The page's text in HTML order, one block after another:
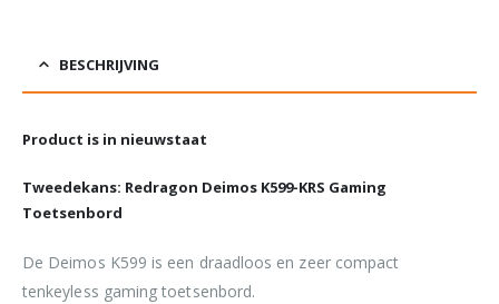
BESCHRIJVING
Product is in nieuwstaat
Tweedekans: Redragon Deimos K599-KRS Gaming
Toetsenbord
De Deimos K599 is een draadloos en zeer compact
tenkeyless gaming toetsenbord.